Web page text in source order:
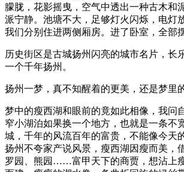
朦胧，花影摇曳，空气中透出一种古木和
派宁静。池塘不大，足够灯火闪烁，电灯
我们分别住进两侧厢房。进了卧室，全部
历史街区是古城扬州闪亮的城市名片，长
一个千年扬州。
扬州一梦，真不知醒着的更美，还是梦里
梦中的瘦西湖和眼前的竟如此相像，我问
窄小湖泊如果换一个地方，也就是一条不
城，千年的风流百年的富贵，不能像今天
扬州不夸家产说风景，瘦西湖因瘦而美，
罗园、熊园……富甲天下的商贾，想沾上